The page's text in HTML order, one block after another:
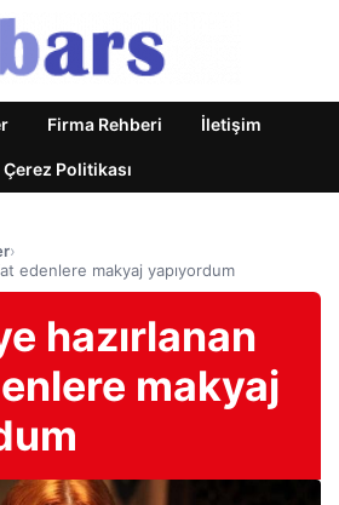
Firma Rehberi İletişim
Çerez Politikası
›
edenlere makyaj yapıyordum
hazırlanan
makyaj